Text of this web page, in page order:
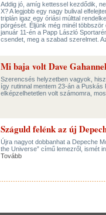
Addig jó, amíg kettessel kezdődik,
X? A legjobb egy nagy bulival
triplán igaz egy óriási múlttal
pörgését. Éljünk még minél
január 11-én a Papp László
csendet, meg a szabad szerelmet.
Mi baja volt Dave
Szerencsés helyzetben vagyok,
így rutinnal mentem 23-án a
elképzelhetetlen volt számomra,
Száguld felénk az új
Újra nagyot dobbanhat a Depeche
the Universe” című lemezről, ismét
Tovább